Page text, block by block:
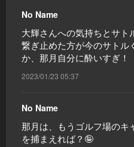
No Name
大輝さんへの気持ちとサト
繋ぎ止めた方が今のサトル
か、那月自分に酔いすぎ！
2023/01/23 05:37
No Name
那月は、もうゴルフ場のキ
を捕まえれば？🤪